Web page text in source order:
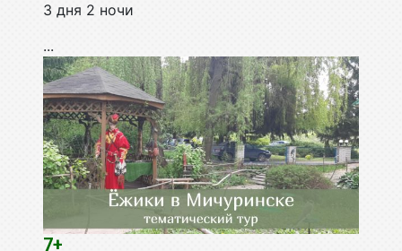
3 дня 2 ночи
...
7+